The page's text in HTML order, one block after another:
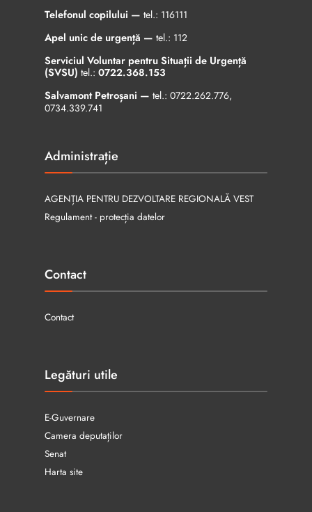
Telefonul copilului — tel.: 116111
Apel unic de urgență — tel.: 112
Serviciul Voluntar pentru Situații de Urgență
(SVSU) tel.: 0722.368.153
Salvamont Petroșani — tel.: 0722.262.776,
0734.339.741
Administrație
AGENȚIA PENTRU DEZVOLTARE REGIONALĂ VEST
Regulament - protecția datelor
Contact
Contact
Legături utile
E-Guvernare
Camera deputaților
Senat
Harta site